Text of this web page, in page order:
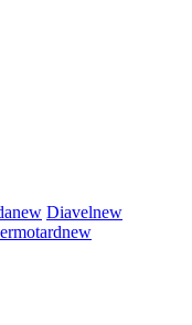
new Diavelnew
new